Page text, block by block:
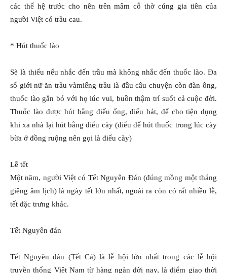
các thế hệ trước cho nên trên mâm cỗ thờ cúng gia tiên của
người Việt có trầu cau.
* Hút thuốc lào
Sẽ là thiếu nếu nhắc đến trầu mà không nhắc đến thuốc lào. Ða
số giới nữ ăn trầu vàmiếng trầu là đầu câu chuyện còn đàn ông,
thuốc lào gắn bó với họ lúc vui, buồn thậm trí suốt cả cuộc đời.
Thuốc lào được hút bằng điếu ống, điếu bát, để cho tiện dụng
khi xa nhà lại hút bằng điếu cày (điếu để hút thuốc trong lúc cày
bừa ở đồng ruộng nên gọi là điếu cày)
Lễ tết
Một năm, người Việt có Tết Nguyên Ðán (đúng mồng một tháng
giêng âm lịch) là ngày tết lớn nhất, ngoài ra còn có rất nhiều lễ,
tết đặc trưng khác.
Tết Nguyên đán
Tết Nguyên đán (Tết Cả) là lễ hội lớn nhất trong các lễ hội
truyền thống Việt Nam từ hàng ngàn đời nay, là điểm giao thời